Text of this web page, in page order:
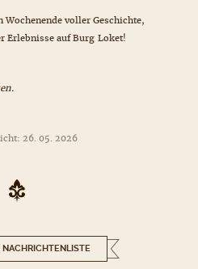
Wochenende voller Geschichte,
Erlebnisse auf Burg Loket!
26. 05. 2026